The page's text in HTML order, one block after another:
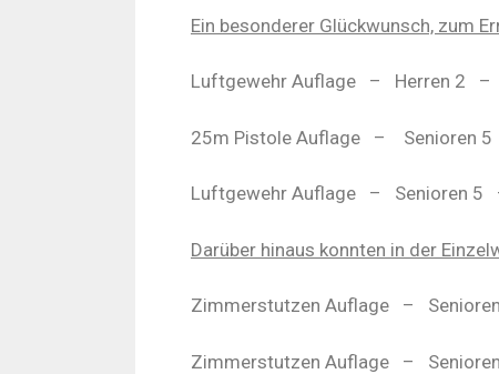
Ein besonderer Glückwunsch, zum
Luftgewehr Auflage – Herren 2 –
25m Pistole Auflage – Senioren 5
Luftgewehr Auflage – Senioren 5
Darüber hinaus konnten in der
Zimmerstutzen Auflage –
Zimmerstutzen Auflage –